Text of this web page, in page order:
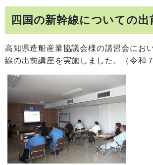
四国の新幹線についての出
高知県造船産業協議会様の講習会にお
線の出前講座を実施しました。（令和